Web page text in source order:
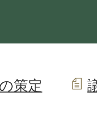
策定